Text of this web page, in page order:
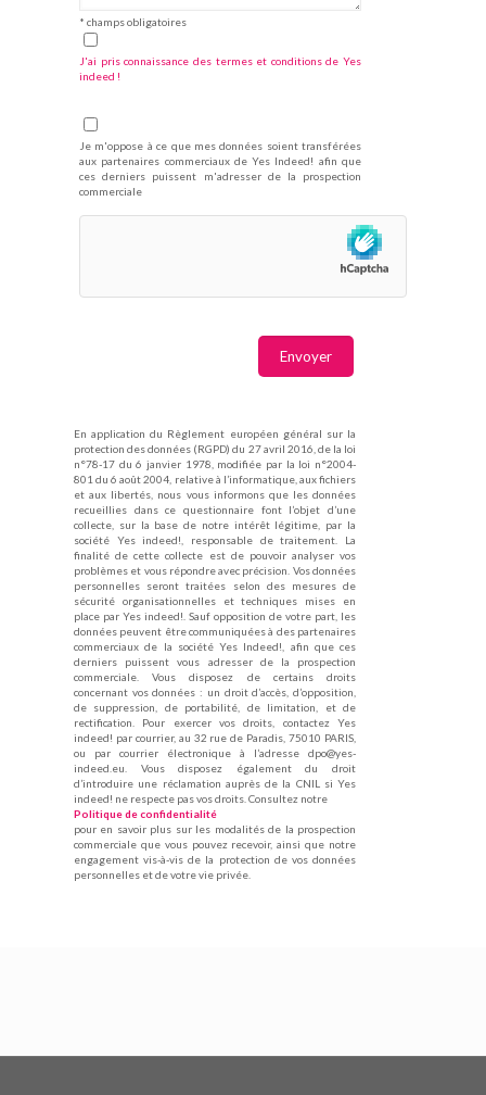
* champs obligatoires
J'ai pris connaissance des termes et conditions de Yes
indeed !
Je m'oppose à ce que mes données soient transférées
aux partenaires commerciaux de Yes Indeed! afin que
ces derniers puissent m'adresser de la prospection
commerciale
En application du Règlement européen général sur la
protection des données (RGPD) du 27 avril 2016, de la loi
n°78-17 du 6 janvier 1978, modifiée par la loi n°2004-
801 du 6 août 2004, relative à l’informatique, aux fichiers
et aux libertés, nous vous informons que les données
recueillies dans ce questionnaire font l’objet d’une
collecte, sur la base de notre intérêt légitime, par la
société Yes indeed!, responsable de traitement. La
finalité de cette collecte est de pouvoir analyser vos
problèmes et vous répondre avec précision. Vos données
personnelles seront traitées selon des mesures de
sécurité organisationnelles et techniques mises en
place par Yes indeed!. Sauf opposition de votre part, les
données peuvent être communiquées à des partenaires
commerciaux de la société Yes Indeed!, afin que ces
derniers puissent vous adresser de la prospection
commerciale. Vous disposez de certains droits
concernant vos données : un droit d’accès, d’opposition,
de suppression, de portabilité, de limitation, et de
rectification. Pour exercer vos droits, contactez Yes
indeed! par courrier, au 32 rue de Paradis, 75010 PARIS,
ou par courrier électronique à l’adresse dpo@yes-
indeed.eu. Vous disposez également du droit
d’introduire une réclamation auprès de la CNIL si Yes
indeed! ne respecte pas vos droits. Consultez notre
Politique de confidentialité
pour en savoir plus sur les modalités de la prospection
commerciale que vous pouvez recevoir, ainsi que notre
engagement vis-à-vis de la protection de vos données
personnelles et de votre vie privée.